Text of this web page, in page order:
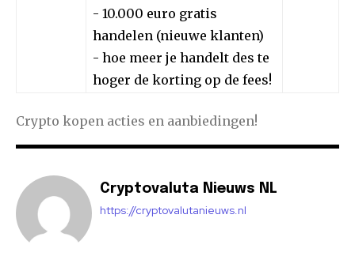
- 10.000 euro gratis
handelen (nieuwe klanten)
- hoe meer je handelt des te
hoger de korting op de fees!
Crypto kopen acties en aanbiedingen!
Cryptovaluta Nieuws NL
https://cryptovalutanieuws.nl